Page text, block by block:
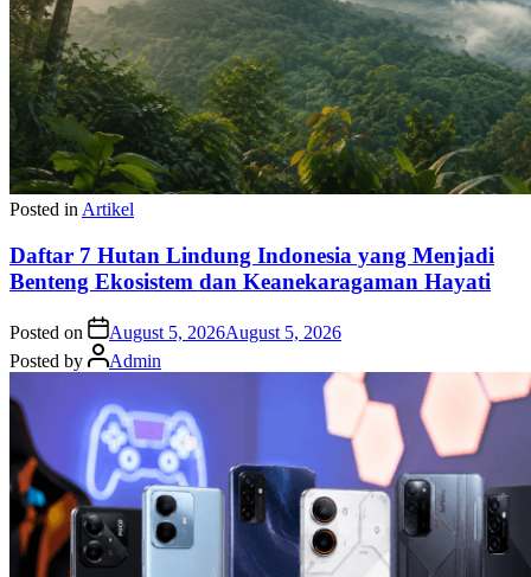
Posted in Artikel
Daftar 7 Hutan Lindung Indonesia yang Menjadi
Benteng Ekosistem dan Keanekaragaman Hayati
Posted on August 5, 2026August 5, 2026
Posted by
Admin